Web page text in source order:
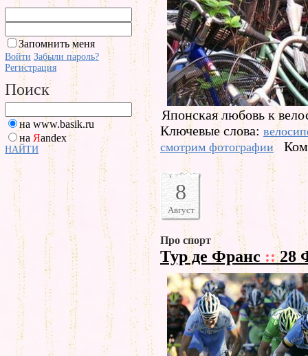
Запомнить меня
Войти Забыли пароль?
Регистрация
Поиск
на www.basik.ru
на Яandex
НАЙТИ
Японская любовь к
Ключевые слова:
смотрим фотографии
8
Август
Про спорт
Тур де Франс ::28